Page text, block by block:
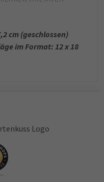
cm (geschlossen)
im Format: 12 x 18